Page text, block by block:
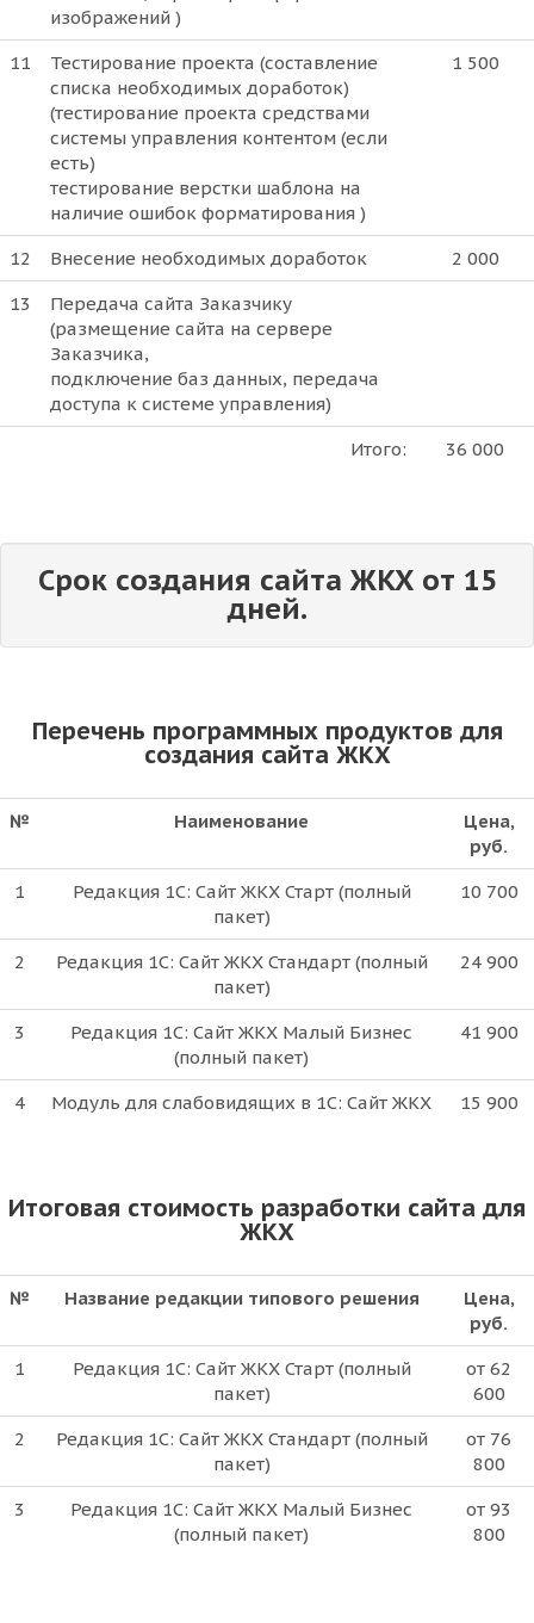
изображений )
11
Тестирование проекта (составление
списка необходимых доработок)
(тестирование проекта средствами
системы управления контентом (если
есть)
тестирование верстки шаблона на
наличие ошибок форматирования )
1 500
12 Внесение необходимых доработок
2 000
13
Передача сайта Заказчику
(размещение сайта на сервере
Заказчика,
подключение баз данных, передача
доступа к системе управления)
Итого:
36 000
Срок создания сайта ЖКХ от 15
дней.
Перечень программных продуктов для
создания сайта ЖКХ
№ Наименование
Цена,
руб.
1
Редакция 1С: Сайт ЖКХ Старт (полный
пакет)
10 700
2
Редакция 1С: Сайт ЖКХ Стандарт (полный
пакет)
24 900
3
Редакция 1С: Сайт ЖКХ Малый Бизнес
(полный пакет)
41 900
4 Модуль для слабовидящих в 1С: Сайт ЖКХ 15 900
Итоговая стоимость разработки сайта для
ЖКХ
№ Название редакции типового решения
Цена,
руб.
1
Редакция 1С: Сайт ЖКХ Старт (полный
пакет)
от 62
600
2
Редакция 1С: Сайт ЖКХ Стандарт (полный
пакет)
от 76
800
3
Редакция 1С: Сайт ЖКХ Малый Бизнес
(полный пакет)
от 93
800